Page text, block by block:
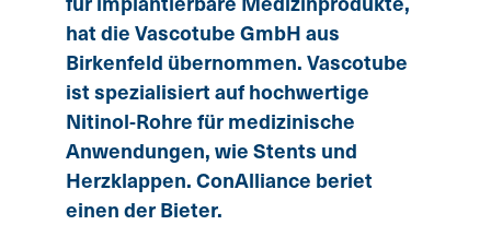
hat die Vascotube GmbH aus
Birkenfeld übernommen. Vascotube
ist spezialisiert auf hochwertige
Nitinol-Rohre für medizinische
Anwendungen, wie Stents und
Herzklappen. ConAlliance beriet
einen der Bieter.